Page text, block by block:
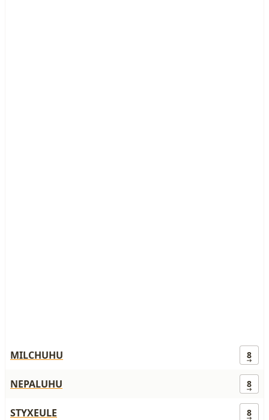
MILCHUHU 8
NEPALUHU 8
STYXEULE 8